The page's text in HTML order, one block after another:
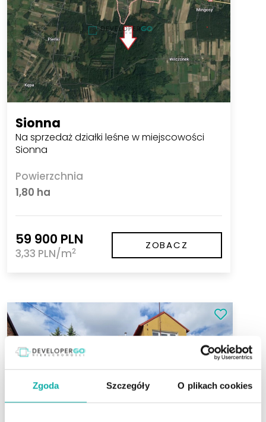
Zgoda Szczegóły O plikach cookies
Sionna
Na sprzedaż działki leśne w miejscowości
Sionna
Powierzchnia
1,80 ha
59 900 PLN
3,33 PLN/m2 ZOBACZ